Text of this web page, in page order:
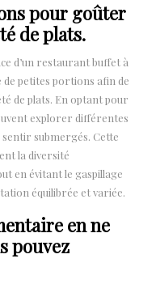
pour goûter
de plats.
d’un restaurant buffet à
petites portions afin de
de plats. En optant pour
explorer différentes
sentir submergés. Cette
la diversité
en évitant le gaspillage
équilibrée et variée.
en ne
pouvez